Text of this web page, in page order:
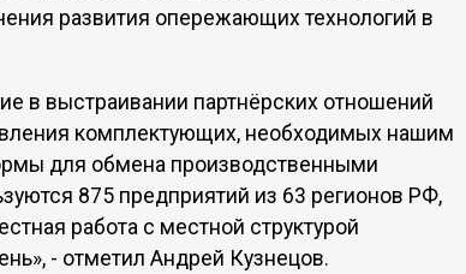
развития опережающих технологий в
в выстраивании партнёрских отношений
комплектующих, необходимых нашим
для обмена производственными
875 предприятий из 63 регионов РФ,
работа с местной структурой
- отметил Андрей Кузнецов.